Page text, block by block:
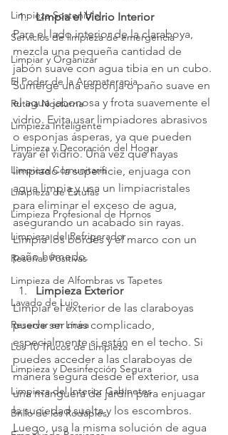
Limpieza Sostenible
Servicios de limpieza de emergencia
Limpiar y Organizar
El Poder de la Aromaterapia
Rutina Nocturna
Limpieza Inteligente
Limpieza y Decoración del Hogar
Limpieza Comunitaria
Limpieza de Estufas
Limpieza Profesional de Hornos
Limpieza del Refrigerador
Reseñas Positivas
Limpieza de Alfombras vs Tapetes
Lavado de Lujo
Reservar en Línea
Los 10 Trucos de Limpieza
Limpieza y Desinfección Segura
Limpieza del Interior Gabinetes
Brillo de los Rodapiés
Limpia el Vidrio Interior
Para el lado interior de la claraboya,
mezcla una pequeña cantidad de
jabón suave con agua tibia en un cubo.
Sumerge una esponja o paño suave en
el agua jabonosa y frota suavemente el
vidrio. Evita usar limpiadores abrasivos
o esponjas ásperas, ya que pueden
rayar el vidrio. Una vez que hayas
limpiado la superficie, enjuaga con
agua limpia y usa un limpiacristales
para eliminar el exceso de agua,
asegurando un acabado sin rayas.
Limpia los bordes y el marco con un
paño húmedo.
Limpieza Exterior
Limpiar el exterior de las claraboyas
puede ser más complicado,
especialmente si están en el techo. Si
puedes acceder a las claraboyas de
manera segura desde el exterior, usa
una manguera de jardín para enjuagar
la suciedad suelta y los escombros.
Luego, usa la misma solución de agua